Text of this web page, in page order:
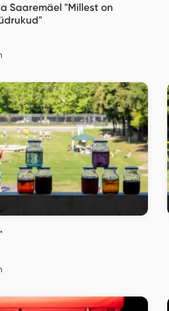
Saaremäel "Millest on